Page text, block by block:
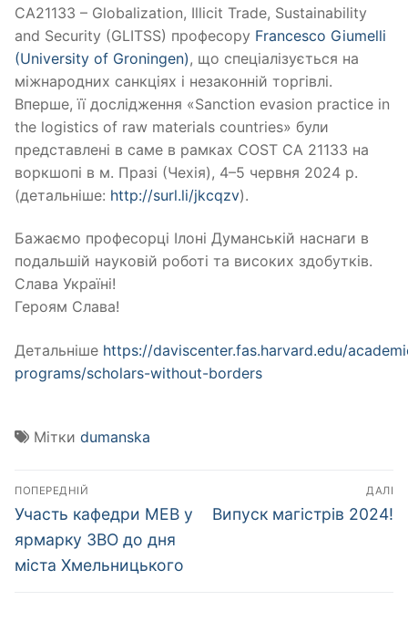
CA21133 – Globalization, Illicit Trade, Sustainability
and Security (GLITSS) професору Francesco Giumelli
(University of Groningen), що спеціалізується на
міжнародних санкціях і незаконній торгівлі.
Вперше, її дослідження «Sanction evasion practice in
the logistics of raw materials countries» були
представлені в саме в рамках СОST CA 21133 на
воркшопі в м. Празі (Чехія), 4–5 червня 2024 р.
(детальніше: http://surl.li/jkcqzv).
Бажаємо професорці Ілоні Думанській наснаги в
подальшій науковій роботі та високих здобутків.
Слава Україні!
Героям Слава!
Детальніше https://daviscenter.fas.harvard.edu/
programs/scholars-without-borders
Мітки dumanska
Навігація
записів
ПОПЕРЕДНІЙ
Попередній
запис:
Участь кафедри МЕВ у
ярмарку ЗВО до дня
міста Хмельницького
ДАЛІ
Наступний
Випуск магістрів 2024!